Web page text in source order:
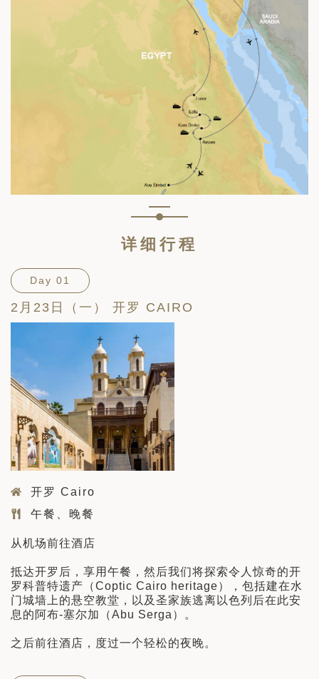
详细行程
Day 01
2月23日（一） 开罗 CAIRO
开罗 Cairo
午餐、晚餐
从机场前往酒店
抵达开罗后，享用午餐，然后我们将探索令人惊奇的开
罗科普特遗产（Coptic Cairo heritage），包括建在水
门城墙上的悬空教堂，以及圣家族逃离以色列后在此安
息的阿布-塞尔加（Abu Serga）。
之后前往酒店，度过一个轻松的夜晚。